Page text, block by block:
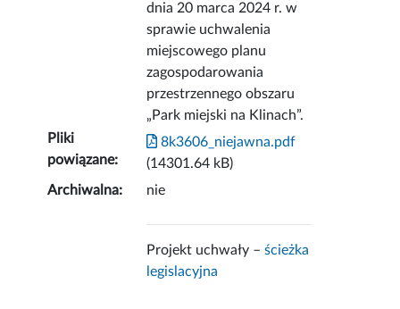
dnia 20 marca 2024 r. w
sprawie uchwalenia
miejscowego planu
zagospodarowania
przestrzennego obszaru
„Park miejski na Klinach”.
Pliki
powiązane:
8k3606_niejawna.pdf
(14301.64 kB)
Archiwalna:
nie
Projekt uchwały –ścieżka
legislacyjna